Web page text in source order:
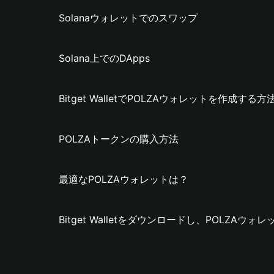
Solanaウォレットでのスワップ
Solana上でのDApps
Bitget WalletでPOLZAウォレットを作成する方
POLZAトークンの購入方法
最適なPOLZAウォレットは？
Bitget Walletをダウンロードし、POLZAウォレ